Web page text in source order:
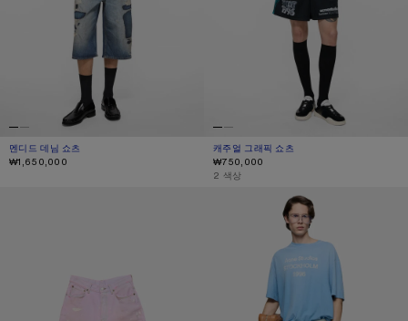
멘디드 데님 쇼츠
현재 색상: 미드 블루
가격: ₩1,650,000.
₩1,650,000
캐주얼 그래픽 쇼츠
현재 색상: 블랙
가격: ₩750,000.
₩750,000
,2 색상
빈티지 플리스 쇼츠